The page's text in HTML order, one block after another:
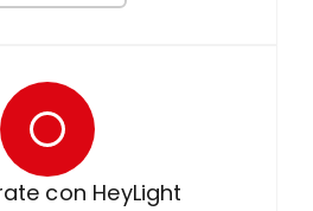
con HeyLight